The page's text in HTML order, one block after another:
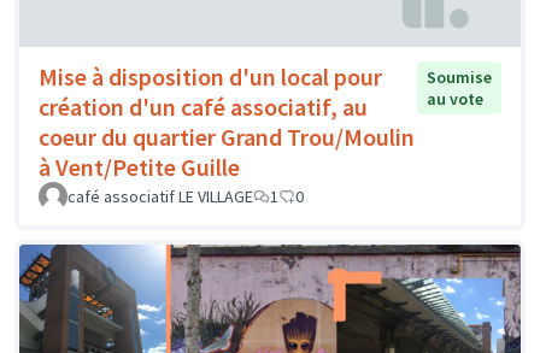
Mise à disposition d'un local pour
création d'un café associatif, au
coeur du quartier Grand Trou/Moulin
à Vent/Petite Guille
Soumise
au vote
café associatif LE VILLAGE 1 0